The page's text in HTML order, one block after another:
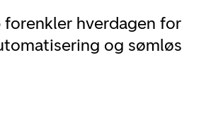
forenkler hverdagen for
og sømløs